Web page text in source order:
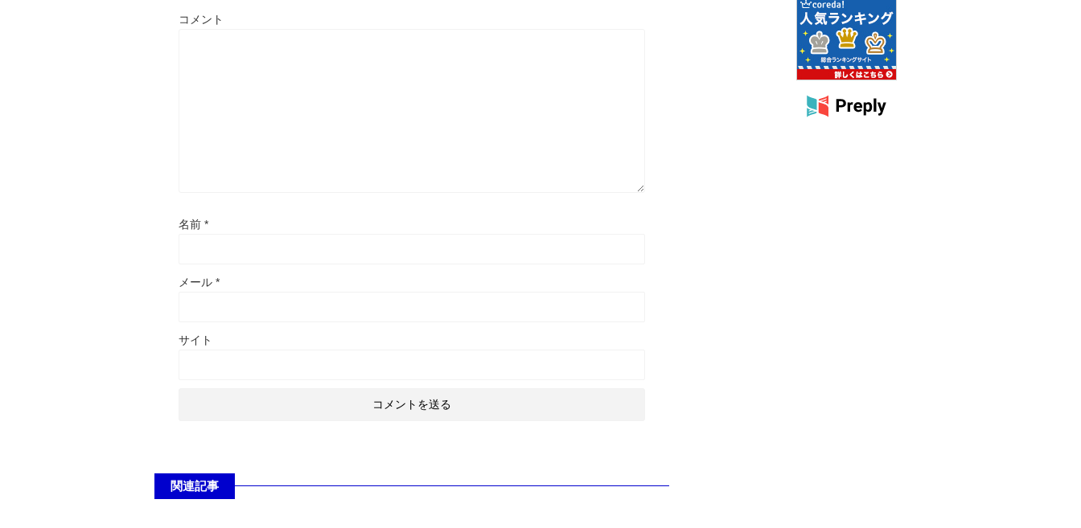
コメント
名前 *
メール *
サイト
関連記事